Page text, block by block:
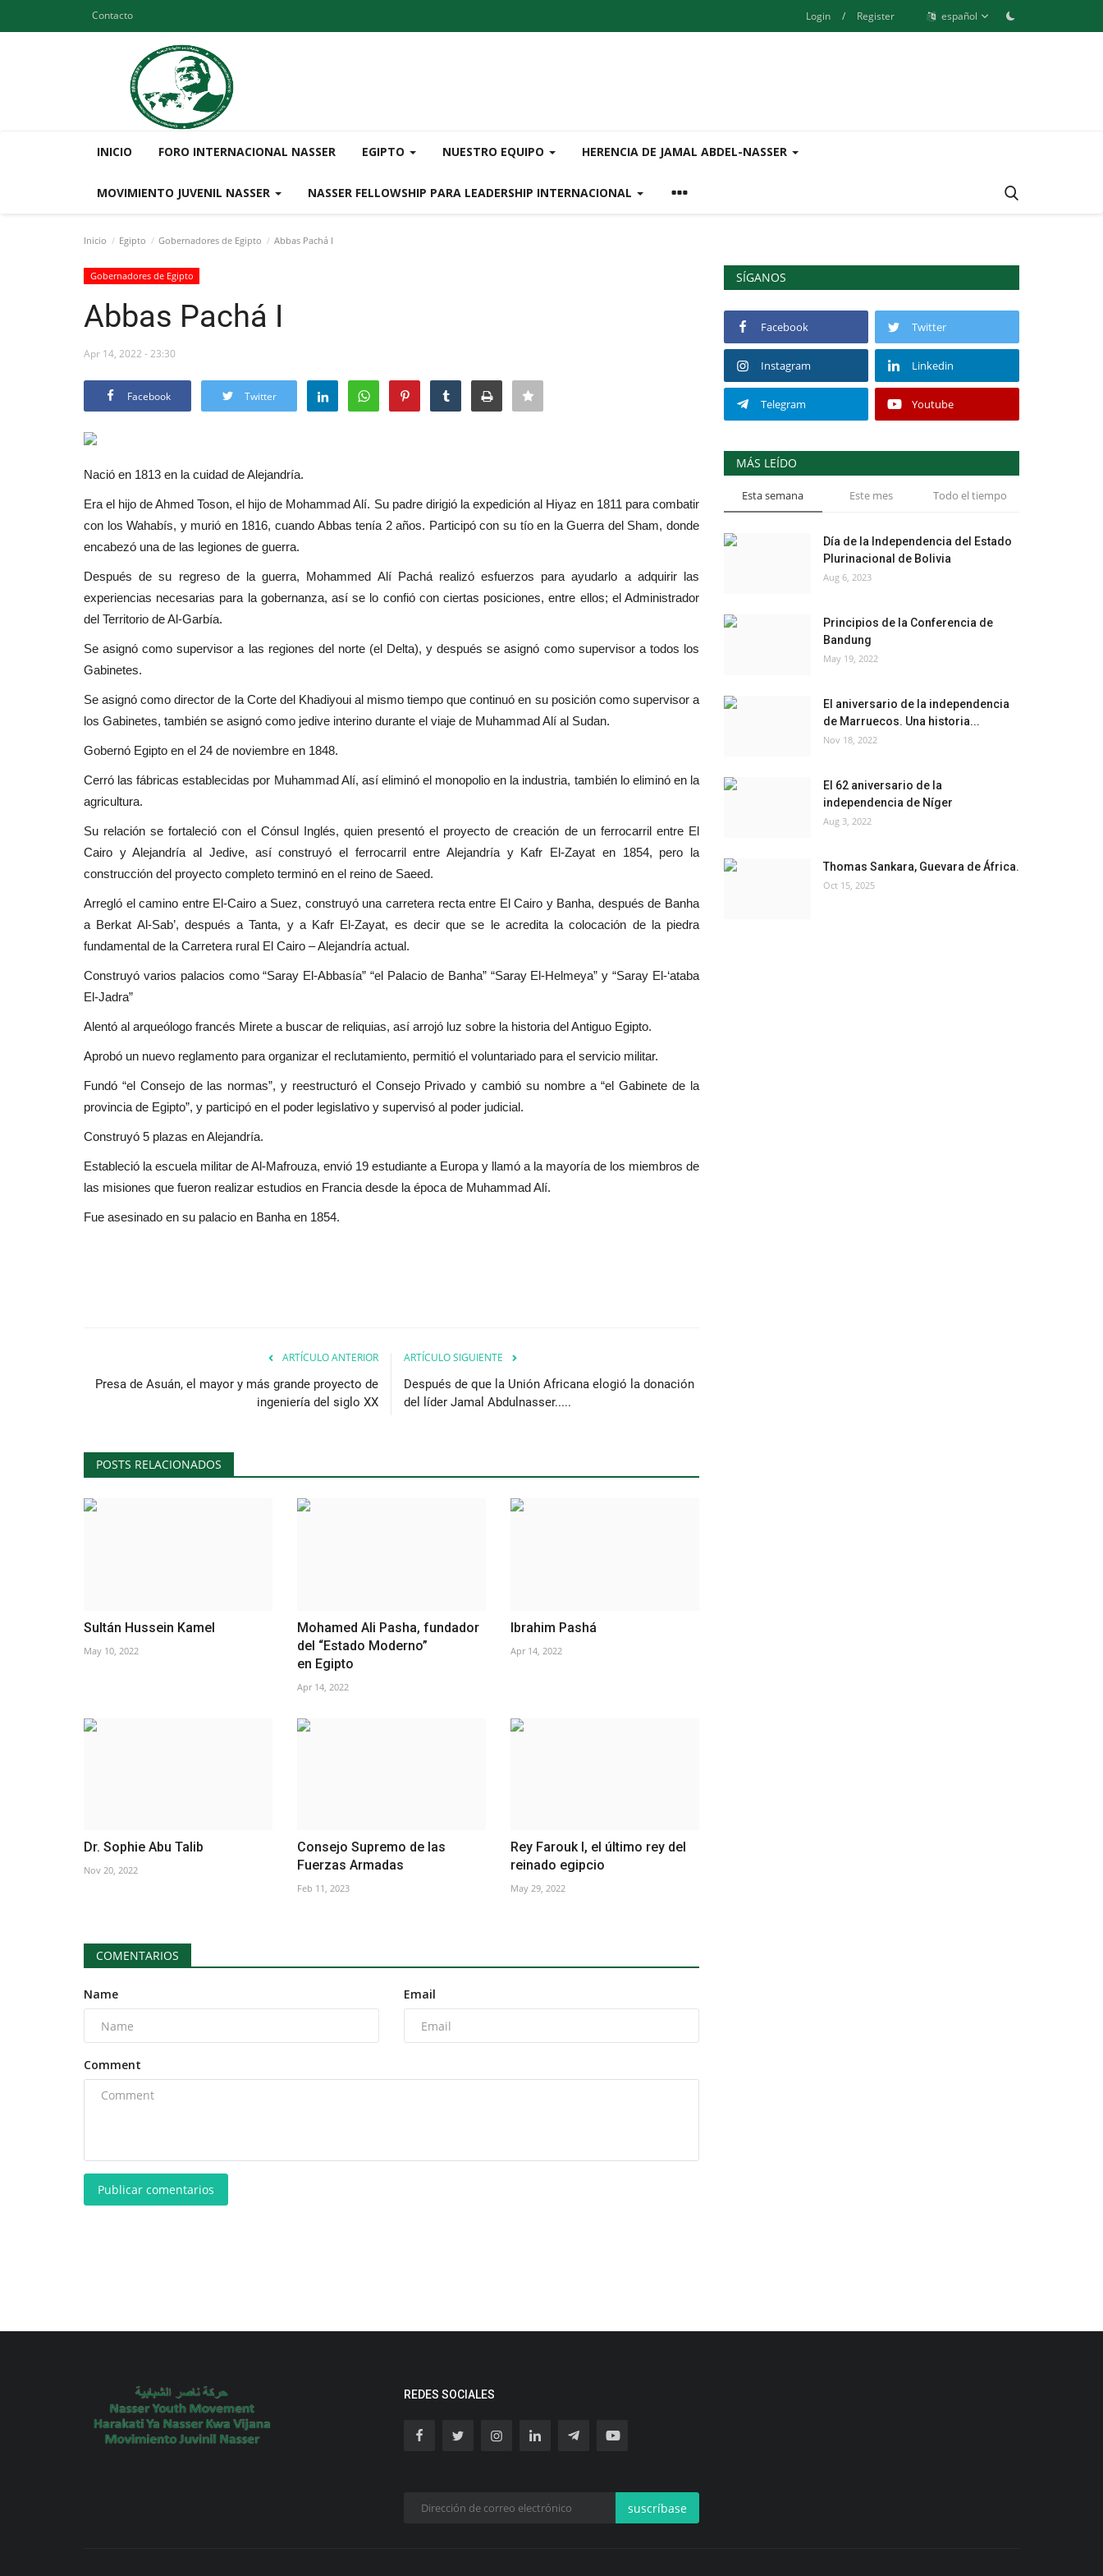
Contacto Login / Register español
INICIO FORO INTERNACIONAL NASSER EGIPTO NUESTRO EQUIPO HERENCIA DE JAMAL ABDEL-NASSER
MOVIMIENTO JUVENIL NASSER NASSER FELLOWSHIP PARA LEADERSHIP INTERNACIONAL
Inicio Egipto Gobernadores de Egipto Abbas Pachá I
Gobernadores de Egipto
Abbas Pachá I
Apr 14, 2022 - 23:30
Facebook Twitter
Nació en 1813 en la cuidad de Alejandría.
Era el hijo de Ahmed Toson, el hijo de Mohammad Alí. Su padre dirigió la expedición al Hiyaz en 1811 para combatir
con los Wahabís, y murió en 1816, cuando Abbas tenía 2 años. Participó con su tío en la Guerra del Sham, donde
encabezó una de las legiones de guerra.
Después de su regreso de la guerra, Mohammed Alí Pachá realizó esfuerzos para ayudarlo a adquirir las
experiencias necesarias para la gobernanza, así se lo confió con ciertas posiciones, entre ellos; el Administrador
del Territorio de Al-Garbía.
Se asignó como supervisor a las regiones del norte (el Delta), y después se asignó como supervisor a todos los
Gabinetes.
Se asignó como director de la Corte del Khadiyoui al mismo tiempo que continuó en su posición como supervisor a
los Gabinetes, también se asignó como jedive interino durante el viaje de Muhammad Alí al Sudan.
Gobernó Egipto en el 24 de noviembre en 1848.
Cerró las fábricas establecidas por Muhammad Alí, así eliminó el monopolio en la industria, también lo eliminó en la
agricultura.
Su relación se fortaleció con el Cónsul Inglés, quien presentó el proyecto de creación de un ferrocarril entre El
Cairo y Alejandría al Jedive, así construyó el ferrocarril entre Alejandría y Kafr El-Zayat en 1854, pero la
construcción del proyecto completo terminó en el reino de Saeed.
Arregló el camino entre El-Cairo a Suez, construyó una carretera recta entre El Cairo y Banha, después de Banha
a Berkat Al-Sab’, después a Tanta, y a Kafr El-Zayat, es decir que se le acredita la colocación de la piedra
fundamental de la Carretera rural El Cairo – Alejandría actual.
Construyó varios palacios como “Saray El-Abbasía” “el Palacio de Banha” “Saray El-Helmeya” y “Saray El-‘ataba
El-Jadra”
Alentó al arqueólogo francés Mirete a buscar de reliquias, así arrojó luz sobre la historia del Antiguo Egipto.
Aprobó un nuevo reglamento para organizar el reclutamiento, permitió el voluntariado para el servicio militar.
Fundó “el Consejo de las normas”, y reestructuró el Consejo Privado y cambió su nombre a “el Gabinete de la
provincia de Egipto”, y participó en el poder legislativo y supervisó al poder judicial.
Construyó 5 plazas en Alejandría.
Estableció la escuela militar de Al-Mafrouza, envió 19 estudiante a Europa y llamó a la mayoría de los miembros de
las misiones que fueron realizar estudios en Francia desde la época de Muhammad Alí.
Fue asesinado en su palacio en Banha en 1854.
ARTÍCULO ANTERIOR
Presa de Asuán, el mayor y más grande proyecto de
ingeniería del siglo XX
ARTÍCULO SIGUIENTE
Después de que la Unión Africana elogió la donación
del líder Jamal Abdulnasser.....
POSTS RELACIONADOS
Sultán Hussein Kamel
May 10, 2022
Mohamed Ali Pasha, fundador
del “Estado Moderno”
en Egipto
Apr 14, 2022
Ibrahim Pashá
Apr 14, 2022
Dr. Sophie Abu Talib
Nov 20, 2022
Consejo Supremo de las
Fuerzas Armadas
Feb 11, 2023
Rey Farouk I, el último rey del
reinado egipcio
May 29, 2022
COMENTARIOS
Name Email
Comment
Publicar comentarios
SÍGANOS
Facebook Twitter
Instagram Linkedin
Telegram Youtube
MÁS LEÍDO
Esta semana Este mes Todo el tiempo
Día de la Independencia del Estado
Plurinacional de Bolivia
Aug 6, 2023
Principios de la Conferencia de
Bandung
May 19, 2022
El aniversario de la independencia
de Marruecos. Una historia...
Nov 18, 2022
El 62 aniversario de la
independencia de Níger
Aug 3, 2022
Thomas Sankara, Guevara de África.
Oct 15, 2025
REDES SOCIALES
suscríbase